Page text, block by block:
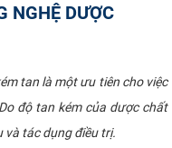
NGHỆ DƯỢC
tan là một ưu tiên cho việc
độ tan kém của dược chất
tác dụng điều trị.​